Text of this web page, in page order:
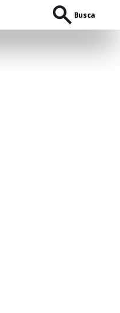
Busca